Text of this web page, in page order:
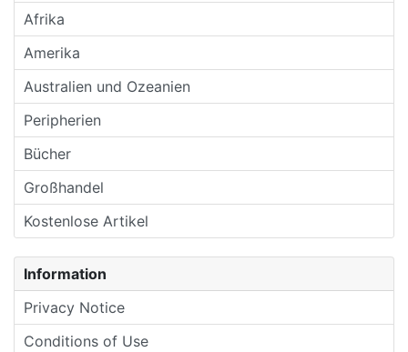
Afrika
Amerika
Australien und Ozeanien
Peripherien
Bücher
Großhandel
Kostenlose Artikel
Information
Privacy Notice
Conditions of Use